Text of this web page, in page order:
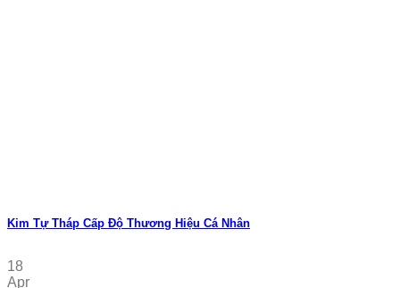
Kim Tự Tháp Cấp Độ Thương Hiệu Cá Nhân
18
Apr